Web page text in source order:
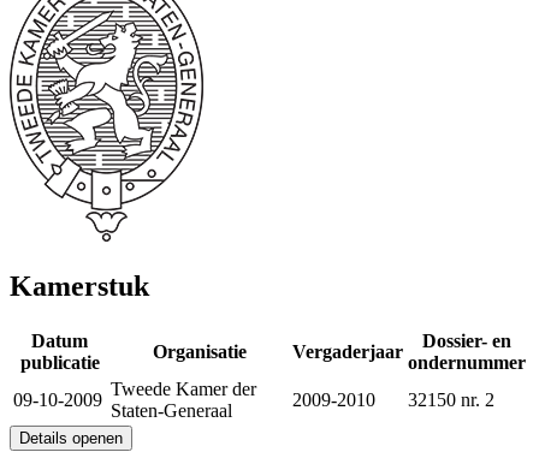
Kamerstuk
Datum
publicatie
Organisatie Vergaderjaar
Dossier- en
ondernummer
09-10-2009
Tweede Kamer der
Staten-Generaal
2009-2010 32150 nr. 2
Details openen